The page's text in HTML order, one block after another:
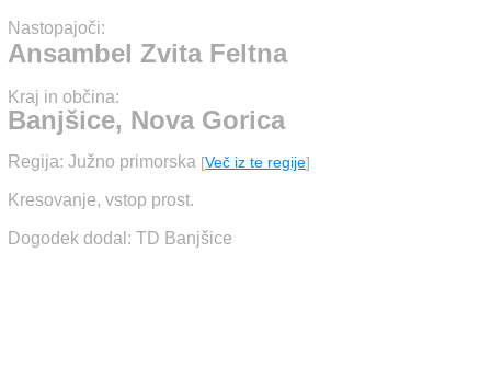
Nastopajoči:
Ansambel Zvita Feltna
Kraj in občina:
Banjšice, Nova Gorica
Regija: Južno primorska [Več iz te regije]
Kresovanje, vstop prost.
Dogodek dodal: TD Banjšice